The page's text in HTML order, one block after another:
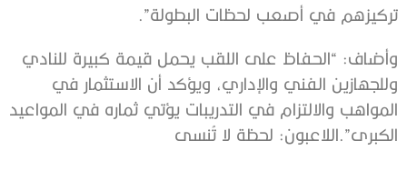
تركيزهم في أصعب لحظات البطولة”.
وأضاف: “الحفاظ على اللقب يحمل قيمة كبيرة للنادي
وللجهازين الفني والإداري، ويؤكد أن الاستثمار في
المواهب والالتزام في التدريبات يؤتي ثماره في المواعيد
الكبرى”.اللاعبون: لحظة لا تُنسى